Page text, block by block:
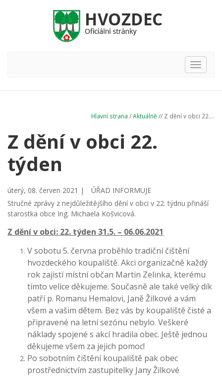
Hlavní
nabídka
Hlavní strana /Aktuálně // Z dění v obci 22....
Z dění v obci 22.
týden
úterý, 08. červen 2021 |
ÚŘAD INFORMUJE
Stručné zprávy z nejdůležitějšího dění v obci v 22. týdnu přináší
starostka obce Ing. Michaela Košvicová.
Z dění v obci: 22. týden 31.5. – 06.06.2021
V sobotu 5. června proběhlo tradiční čištění
hvozdeckého koupaliště. Akci organizačně každý
rok zajistí místní občan Martin Zelinka, kterému
tímto velice děkujeme. Současně ale také velký dík
patří p. Romanu Hemalovi, Janě Žilkové a vám
všem a vašim dětem. Bez vás by koupaliště čisté a
připravené na letní sezónu nebylo. Veškeré
náklady spojené s akcí hradila obec. Ještě jednou
děkujeme všem za jejich pomoc!
Po sobotním čištění koupaliště pak obec
prostřednictvím zastupitelky Jany Žilkové